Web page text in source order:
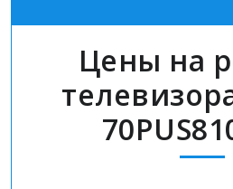
Цены на